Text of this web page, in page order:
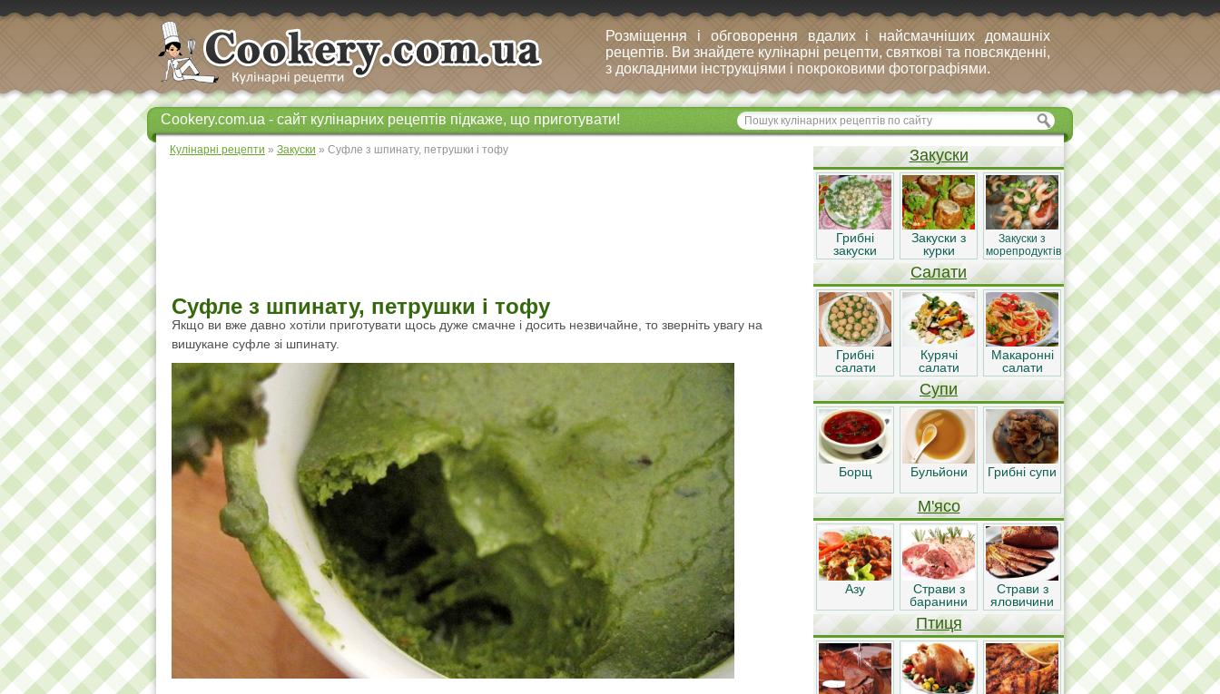
Розміщення і обговорення вдалих і найсмачніших домашніх
рецептів. Ви знайдете кулінарні рецепти, святкові та повсякденні,
з докладними інструкціями і покроковими фотографіями.
Cookery.com.ua - сайт кулінарних рецептів підкаже, що приготувати!
Кулінарні рецепти » Закуски » Суфле з шпинату, петрушки і тофу
Суфле з шпинату, петрушки і тофу
Якщо ви вже давно хотіли приготувати щось дуже смачне і досить незвичайне, то зверніть увагу на
вишукане суфле зі шпинату.
Закуски
Грибні
закуски
Закуски з
курки
Закуски з
морепродуктів
Салати
Грибні
салати
Курячі
салати
Макаронні
салати
Супи
Борщ Бульйони Грибні супи
М'ясо
Азу
Страви з
баранини
Страви з
яловичини
Птиця